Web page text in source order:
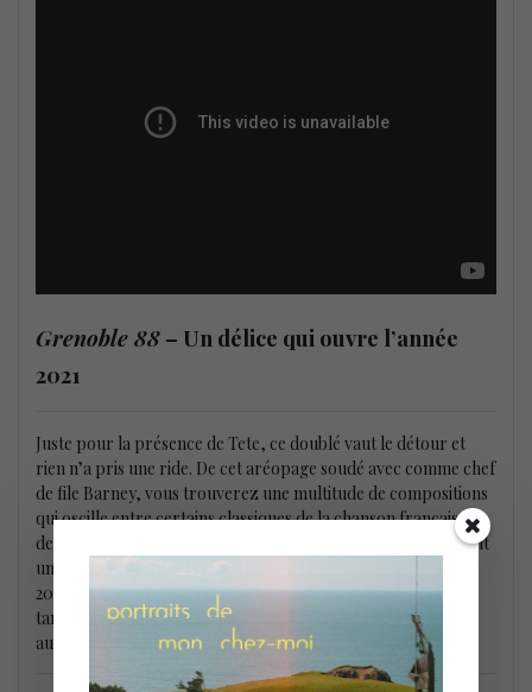
Grenoble 88 – Un délice qui ouvre l’année
2021
Juste pour la présence de Tete, ce doublé vaut le détour et
rien n’a pris une ride. De cet aréopage soudé avec comme chef
de file Barney, vous trouverez une multitude de compositions
qui oscille entre certains classiques de la chanson française et
des standards de jazz revus avec une infinie précision, ou tout
un chacun se partage les chorus. Un délice qui ouvre l’année
2021 sous des cieux émouvants et qui vous feront oublier un
tant soit peu, les nouvelles et autres crêpages de chignons
autour de la COVID.